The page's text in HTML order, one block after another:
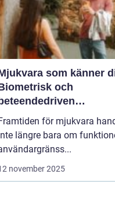
som känner
och
för mjukvara
längre bara om
november 2025